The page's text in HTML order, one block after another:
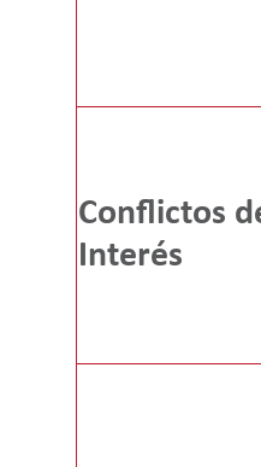
Conflictos
Interés